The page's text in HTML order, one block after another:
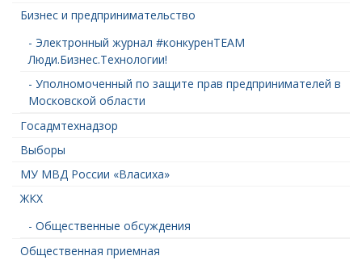
Бизнес и предпринимательство
- Электронный журнал #конкуренTEAM
Люди.Бизнес.Технологии!
- Уполномоченный по защите прав предпринимателей в
Московской области
Госадмтехнадзор
Выборы
МУ МВД России «Власиха»
ЖКХ
- Общественные обсуждения
Общественная приемная